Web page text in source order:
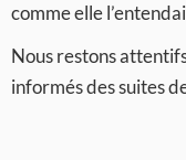
comme elle
Nous restons
informés des suites